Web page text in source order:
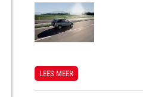
LEES MEER